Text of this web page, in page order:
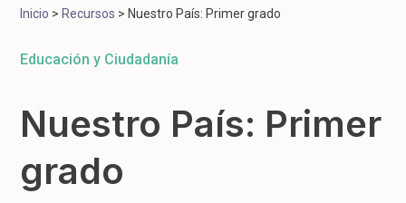
Inicio > Recursos > Nuestro País: Primer grado
Educación y Ciudadanía
Nuestro País: Primer
grado